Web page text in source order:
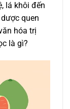
lá khôi đến
quen
hóa trị
là gì?